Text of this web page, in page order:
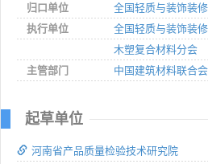
归口单位
全国轻质与装饰装
执行单位
全国轻质与装饰装
木塑复合材料分会
主管部门
中国建筑材料联合会
起草单位
河南省产品质量检验技术研究院